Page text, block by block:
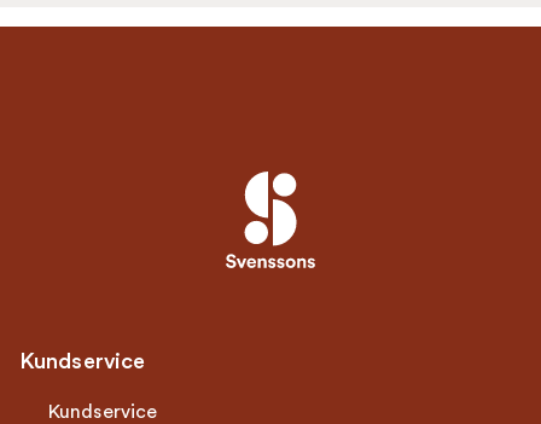
Kundservice
Kundservice